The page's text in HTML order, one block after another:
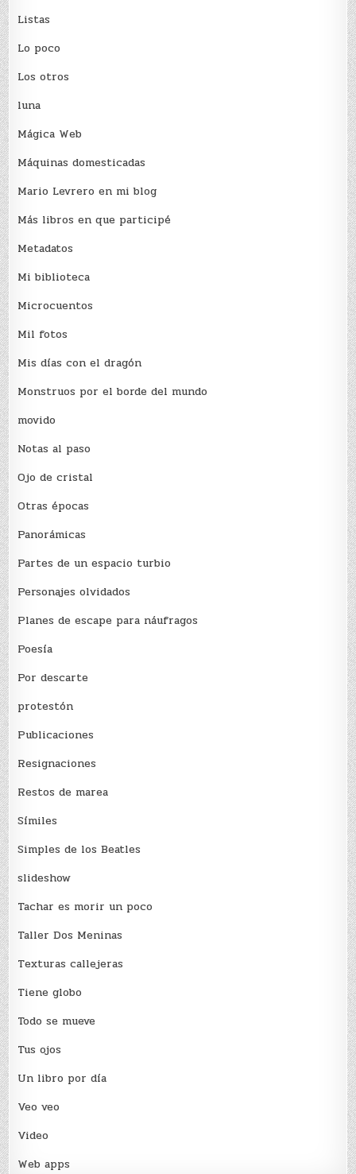
Listas
Lo poco
Los otros
luna
Mágica Web
Máquinas domesticadas
Mario Levrero en mi blog
Más libros en que participé
Metadatos
Mi biblioteca
Microcuentos
Mil fotos
Mis días con el dragón
Monstruos por el borde del mundo
movido
Notas al paso
Ojo de cristal
Otras épocas
Panorámicas
Partes de un espacio turbio
Personajes olvidados
Planes de escape para náufragos
Poesía
Por descarte
protestón
Publicaciones
Resignaciones
Restos de marea
Sí­miles
Simples de los Beatles
slideshow
Tachar es morir un poco
Taller Dos Meninas
Texturas callejeras
Tiene globo
Todo se mueve
Tus ojos
Un libro por día
Veo veo
Video
Web apps